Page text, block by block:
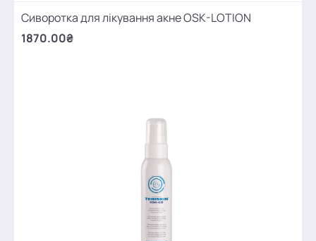
Сиворотка для лікування акне OSK-LOTION
1870.00₴